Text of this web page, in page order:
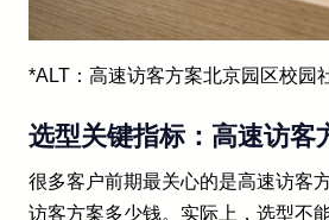
*ALT：高速访客方案北京园区校园
选型关键指标：高速访客
很多客户前期最关心的是高速访客
访客方案多少钱。实际上，选型不